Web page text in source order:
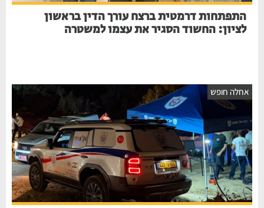
התפתחות דרמטית ברצח עורך הדין בראשון
לציון: החשוד הסגיר את עצמו למשטרה
אחלה חופש